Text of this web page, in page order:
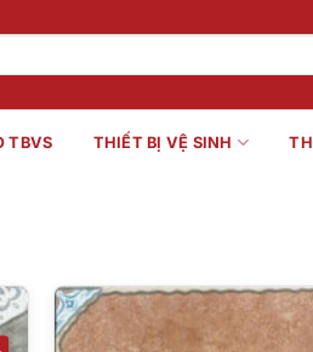
TBVS THIẾT BỊ VỆ SINH